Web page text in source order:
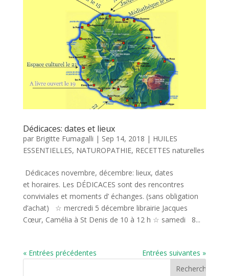
Dédicaces: dates et lieux
par Brigitte Fumagalli | Sep 14, 2018 | HUILES
ESSENTIELLES, NATUROPATHIE, RECETTES naturelles
Dédicaces novembre, décembre: lieux, dates
et horaires. Les DÉDICACES sont des rencontres
conviviales et moments d’ échanges. (sans obligation
d’achat) ☆ mercredi 5 décembre librairie Jacques
Cœur, Camélia à St Denis de 10 à 12 h ☆ samedi 8...
« Entrées précédentes Entrées suivantes »